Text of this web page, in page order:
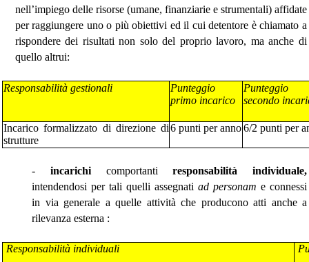
nell’impiego delle risorse (umane, finanziarie e strumentali) affidate
per raggiungere uno o più obiettivi ed il cui detentore è chiamato a
rispondere dei risultati non solo del proprio lavoro, ma anche di
quello altrui:
Responsabilità gestionali
Punteggio
primo incarico
Punteggio
secondo
Incarico formalizzato di direzione di
strutture
6 punti per anno6/2 punti per
- incarichi comportantiresponsabilità individuale,
intendendosi per tali quelli assegnatiad personam e connessi
in via generale a quelle attività che producono atti anche a
rilevanza esterna :
Responsabilità individuali